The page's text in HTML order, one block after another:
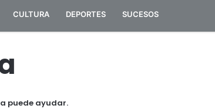
CULTURA DEPORTES SUCESOS
puede ayudar.